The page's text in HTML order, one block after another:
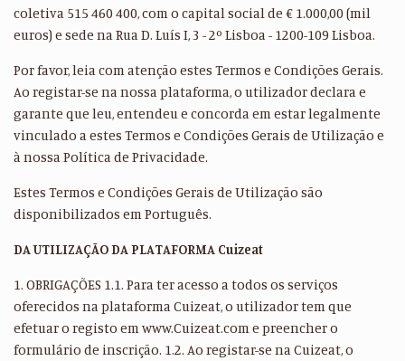
coletiva 515 460 400, com o capital social de € 1.000,00 (mil
euros) e sede na Rua D. Luís I, 3 - 2º Lisboa - 1200-109 Lisboa.
Por favor, leia com atenção estes Termos e Condições Gerais.
Ao registar-se na nossa plataforma, o utilizador declara e
garante que leu, entendeu e concorda em estar legalmente
vinculado a estes Termos e Condições Gerais de Utilização e
à nossa Política de Privacidade.
Estes Termos e Condições Gerais de Utilização são
disponibilizados em Português.
DA UTILIZAÇÃO DA PLATAFORMA Cuizeat
1. OBRIGAÇÕES 1.1. Para ter acesso a todos os serviços
oferecidos na plataforma Cuizeat, o utilizador tem que
efetuar o registo em www.Cuizeat.com e preencher o
formulário de inscrição. 1.2. Ao registar-se na Cuizeat, o